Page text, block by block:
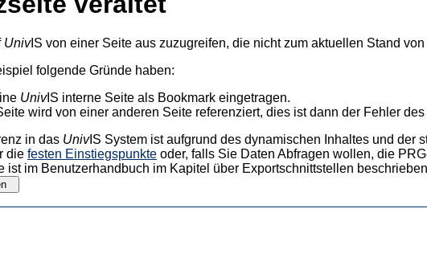
UnivIS von einer Seite aus zuzugreifen, die nicht zum aktuellen Stand von
folgende Gründe haben:
UnivIS interne Seite als Bookmark eingetragen.
wird von einer anderen Seite referenziert, dies ist dann der Fehler
in das UnivIS System ist aufgrund des dynamischen Inhaltes und der
die festen Einstiegspunkte oder, falls Sie Daten Abfragen wollen, die
ist im Benutzerhandbuch im Kapitel über Exportschnittstellen